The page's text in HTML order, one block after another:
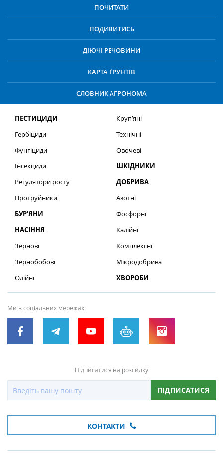
ПОЧИТАТИ
ПОДИВИТИСЬ
ДІЮЧІ РЕЧОВИНИ
КАРТА ҐРУНТІВ
СЛОВНИК АГРОНОМА
ПЕСТИЦИДИ
Гербіциди
Фунгіциди
Інсекциди
Регулятори росту
Протруйники
БУР’ЯНИ
НАСІННЯ
Зернові
Зернобобові
Олійні
Круп’яні
Технічні
Овочеві
ШКІДНИКИ
ДОБРИВА
Азотні
Фосфорні
Калійні
Комплексні
Мікродобрива
ХВОРОБИ
Ми в соціальних мережах
Підписатися на розсилку
ПІДПИСАТИСЯ
КОНТАКТИ